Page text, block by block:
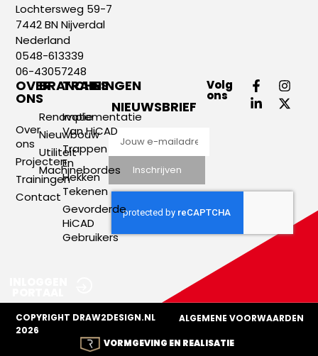
Lochtersweg 59-7
7442 BN Nijverdal
Nederland
0548-613339
06-43057248
OVER
ONS
Over
ons
Projecten
Trainingen
Contact
BRANCHES
Renovatie
Nieuwbouw
Utiliteit
Machinebordes
TRAININGEN
Implementatie
Van HiCAD
Trappen
En
Hekken
Tekenen
Gevorderde
HiCAD
Gebruikers
NIEUWSBRIEF
Inschrijven
Volg
ons
COPYRIGHT DRAW2DESIGN.NL
2026
ALGEMENE VOORWAARDEN
VORMGEVING EN REALISATIE